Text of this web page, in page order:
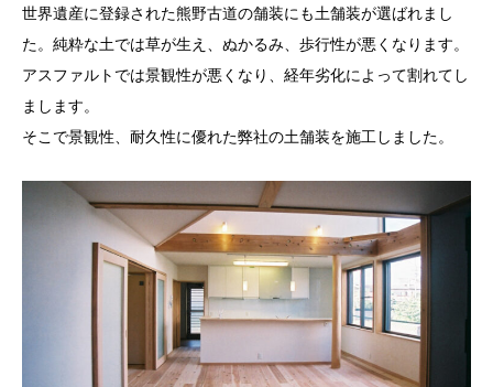
世界遺産に登録された熊野古道の舗装にも土舗装が選ばれまし
た。純粋な土では草が生え、ぬかるみ、歩行性が悪くなります。
アスファルトでは景観性が悪くなり、経年劣化によって割れてし
まします。
そこで景観性、耐久性に優れた弊社の土舗装を施工しました。